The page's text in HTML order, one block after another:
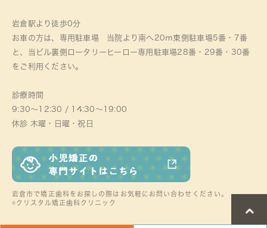
岩倉駅より徒歩0分
お車の方は、専用駐車場 当院より南へ20ｍ東側駐車場5番・7番
と、当ビル裏側ロータリーヒーロー専用駐車場28番・29番・30番
をご利用ください。
診療時間
9:30～12:30 / 14:30～19:00
休診 木曜・日曜・祝日
岩倉市で矯正歯科をお探しの際はお気軽にお問い合わせください。
©クリスタル矯正歯科クリニック